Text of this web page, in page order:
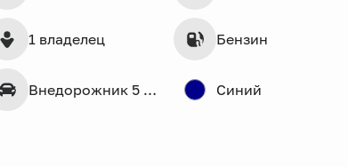
1 владелец Бензин
Внедорожник 5 дв. Синий